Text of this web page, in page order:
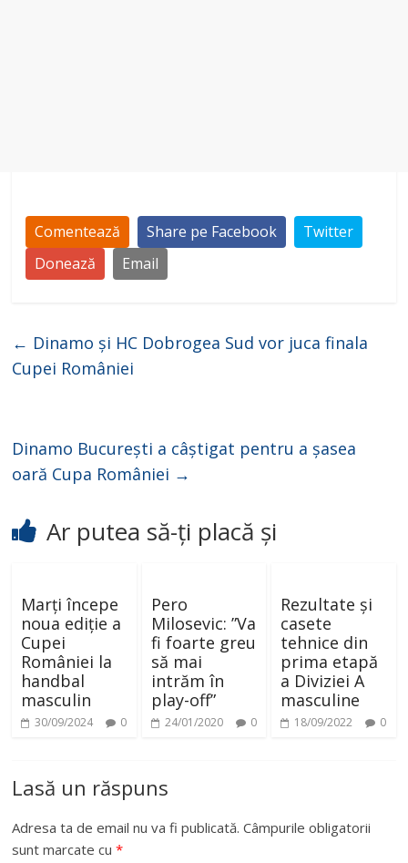
Comentează Share pe Facebook
Twitter
Donează
Email
← Dinamo și HC Dobrogea Sud vor juca finala
Cupei României
Dinamo București a câștigat pentru a șasea
oară Cupa României →
Ar putea să-ți placă și
Marți începe
noua ediție a
Cupei
României la
handbal
masculin
30/09/2024 0
Pero
Milosevic: ”Va
fi foarte greu
să mai
intrăm în
play-off”
24/01/2020 0
Rezultate și
casete
tehnice din
prima etapă
a Diviziei A
masculine
18/09/2022 0
Lasă un răspuns
Adresa ta de email nu va fi publicată. Câmpurile obligatorii
sunt marcate cu*